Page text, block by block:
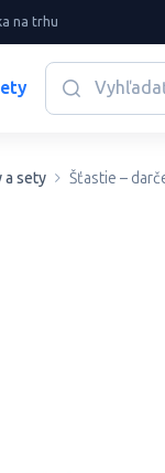
na trhu
a sety Šťastie –